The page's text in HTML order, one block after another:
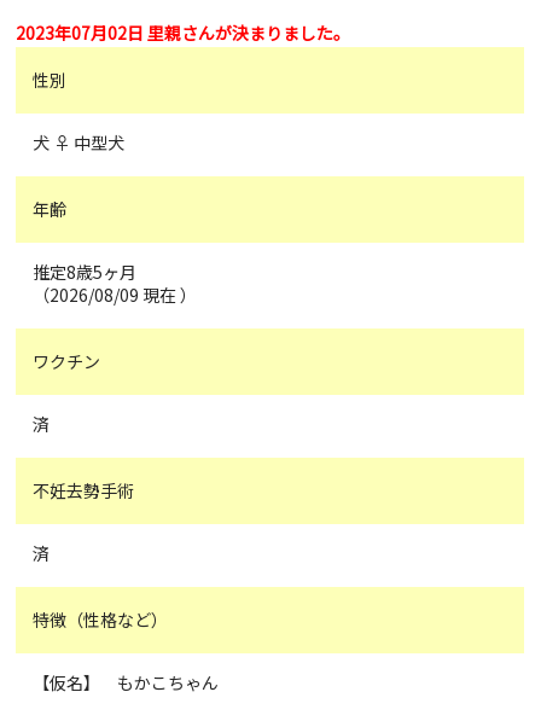
2023年07月02日 里親さんが決まりました。
性別
犬 ♀ 中型犬
年齢
推定8歳5ヶ月
（2026/08/09 現在 ）
ワクチン
済
不妊去勢手術
済
特徴（性格など）
【仮名】 もかこちゃん